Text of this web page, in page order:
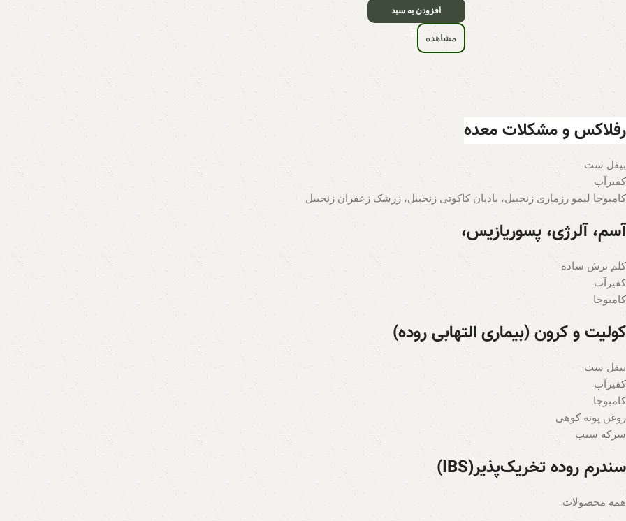
افزودن به سبد
مشاهده
رفلاکس و مشکلات معده
بیفل ست
کفیر‌آب
کامبوجا لیمو رزماری زنجبیل، بادیان کاکوتی زنجبیل، زرشک زعفران زنجبیل
آسم، آلرژی، پسوریازیس،
کلم ترش ساده
کفیرآب
کامبوجا
کولیت و کرون (بیماری التهابی روده)
بیفل ست
کفیرآب
کامبوجا
روغن پونه کوهی
سرکه سیب
سندرم روده تخریک‌پذیر(IBS)
همه محصولات